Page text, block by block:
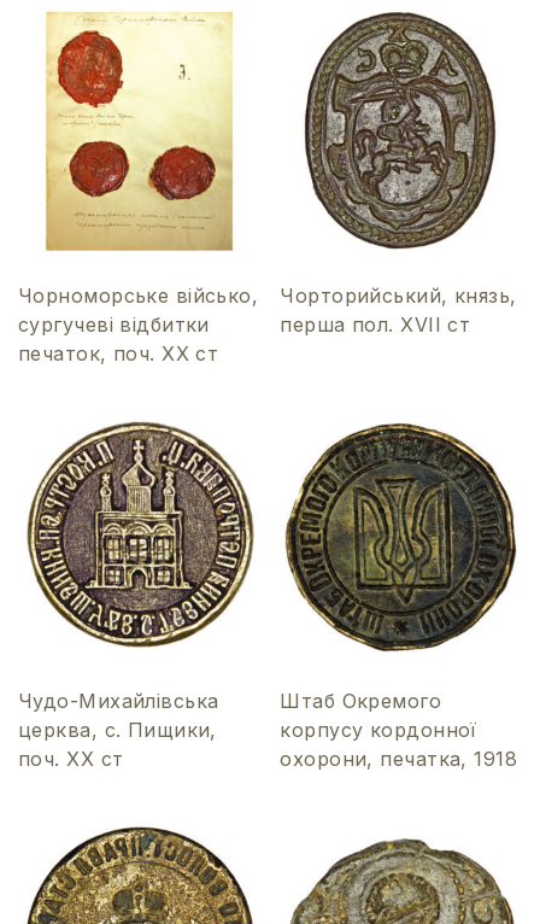
Чорноморське військо,
сургучеві відбитки
печаток, поч. XХ ст
Чорторийський, князь,
перша пол. XVІI ст
Чудо-Михайлівська
церква, с. Пищики,
поч. ХХ ст
Штаб Окремого
корпусу кордонної
охорони, печатка, 1918